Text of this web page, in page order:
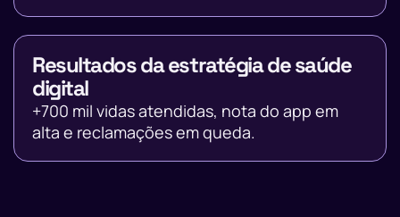
Resultados da estratégia de saúde
digital
+700 mil vidas atendidas, nota do app em
alta e reclamações em queda.